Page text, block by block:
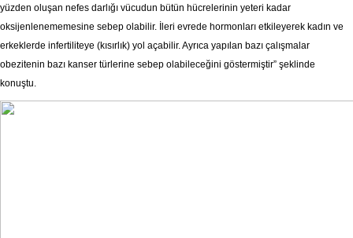
yüzden oluşan nefes darlığı vücudun bütün hücrelerinin yeteri kadar
oksijenlenememesine sebep olabilir. İleri evrede hormonları etkileyerek kadın ve
erkeklerde infertiliteye (kısırlık) yol açabilir. Ayrıca yapılan bazı çalışmalar
obezitenin bazı kanser türlerine sebep olabileceğini göstermiştir” şeklinde
konuştu.